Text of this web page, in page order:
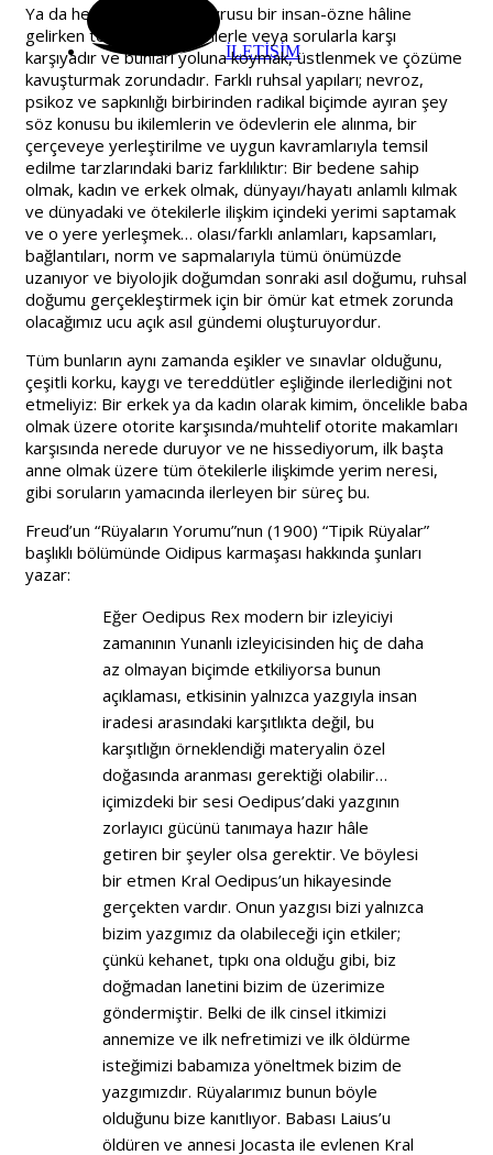
İLETİŞİM
Ya da her insan varlığı/yavrusu bir insan-özne hâline
gelirken temel bazı ikilemlerle veya sorularla karşı
karşıyadır ve bunları yoluna koymak, üstlenmek ve çözüme
kavuşturmak zorundadır. Farklı ruhsal yapıları; nevroz,
psikoz ve sapkınlığı birbirinden radikal biçimde ayıran şey
söz konusu bu ikilemlerin ve ödevlerin ele alınma, bir
çerçeveye yerleştirilme ve uygun kavramlarıyla temsil
edilme tarzlarındaki bariz farklılıktır: Bir bedene sahip
olmak, kadın ve erkek olmak, dünyayı/hayatı anlamlı kılmak
ve dünyadaki ve ötekilerle ilişkim içindeki yerimi saptamak
ve o yere yerleşmek… olası/farklı anlamları, kapsamları,
bağlantıları, norm ve sapmalarıyla tümü önümüzde
uzanıyor ve biyolojik doğumdan sonraki asıl doğumu, ruhsal
doğumu gerçekleştirmek için bir ömür kat etmek zorunda
olacağımız ucu açık asıl gündemi oluşturuyordur.
Tüm bunların aynı zamanda eşikler ve sınavlar olduğunu,
çeşitli korku, kaygı ve tereddütler eşliğinde ilerlediğini not
etmeliyiz: Bir erkek ya da kadın olarak kimim, öncelikle baba
olmak üzere otorite karşısında/muhtelif otorite makamları
karşısında nerede duruyor ve ne hissediyorum, ilk başta
anne olmak üzere tüm ötekilerle ilişkimde yerim neresi,
gibi soruların yamacında ilerleyen bir süreç bu.
Freud’un “Rüyaların Yorumu”nun (1900) “Tipik Rüyalar”
başlıklı bölümünde Oidipus karmaşası hakkında şunları
yazar:
Eğer Oedipus Rex modern bir izleyiciyi
zamanının Yunanlı izleyicisinden hiç de daha
az olmayan biçimde etkiliyorsa bunun
açıklaması, etkisinin yalnızca yazgıyla insan
iradesi arasındaki karşıtlıkta değil, bu
karşıtlığın örneklendiği materyalin özel
doğasında aranması gerektiği olabilir…
içimizdeki bir sesi Oedipus’daki yazgının
zorlayıcı gücünü tanımaya hazır hâle
getiren bir şeyler olsa gerektir. Ve böylesi
bir etmen Kral Oedipus’un hikayesinde
gerçekten vardır. Onun yazgısı bizi yalnızca
bizim yazgımız da olabileceği için etkiler;
çünkü kehanet, tıpkı ona olduğu gibi, biz
doğmadan lanetini bizim de üzerimize
göndermiştir. Belki de ilk cinsel itkimizi
annemize ve ilk nefretimizi ve ilk öldürme
isteğimizi babamıza yöneltmek bizim de
yazgımızdır. Rüyalarımız bunun böyle
olduğunu bize kanıtlıyor. Babası Laius’u
öldüren ve annesi Jocasta ile evlenen Kral